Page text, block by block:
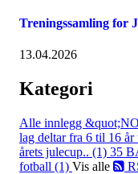
Treningssamling for
13.04.2026
Kategori
Alle innlegg
lag deltar fra 6 til 16
årets julecup.. (1) 35
fotball (1) Vis alle